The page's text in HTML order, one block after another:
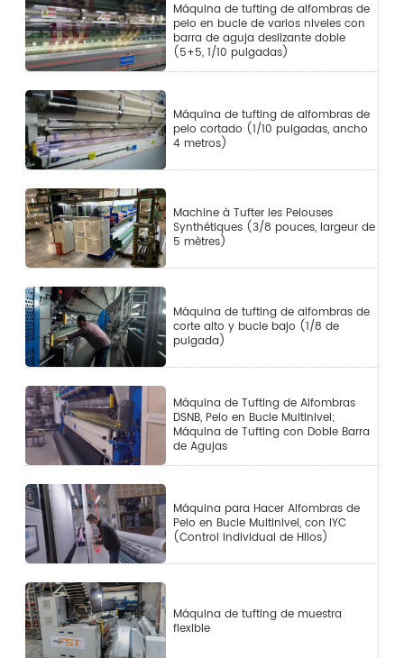
Máquina de tufting de alfombras de
pelo en bucle de varios niveles con
barra de aguja deslizante doble
(5+5, 1/10 pulgadas)
Máquina de tufting de alfombras de
pelo cortado (1/10 pulgadas, ancho
4 metros)
Machine à Tufter les Pelouses
Synthétiques (3/8 pouces, largeur de
5 mètres)
Máquina de tufting de alfombras de
corte alto y bucle bajo (1/8 de
pulgada)
Máquina de Tufting de Alfombras
DSNB, Pelo en Bucle Multinivel;
Máquina de Tufting con Doble Barra
de Agujas
Máquina para Hacer Alfombras de
Pelo en Bucle Multinivel, con IYC
(Control Individual de Hilos)
Máquina de tufting de muestra
flexible